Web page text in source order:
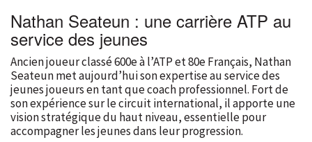
Nathan Seateun : une carrière ATP au
service des jeunes
Ancien joueur classé 600e à l’ATP et 80e Français, Nathan
Seateun met aujourd’hui son expertise au service des
jeunes joueurs en tant que coach professionnel. Fort de
son expérience sur le circuit international, il apporte une
vision stratégique du haut niveau, essentielle pour
accompagner les jeunes dans leur progression.